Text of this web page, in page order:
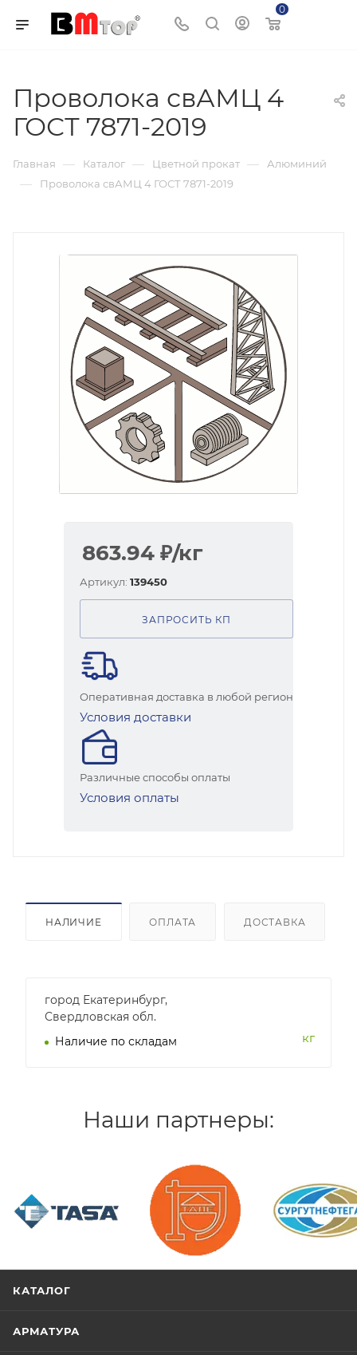
0
Проволока свАМЦ 4
ГОСТ 7871-2019
Главная — Каталог — Цветной прокат — Алюминий
— Проволока свАМЦ 4 ГОСТ 7871-2019
863.94 ₽/кг
Артикул: 139450
ЗАПРОСИТЬ КП
Оперативная доставка в любой регион
Условия доставки
Различные способы оплаты
Условия оплаты
НАЛИЧИЕ ОПЛАТА ДОСТАВКА
город Екатеринбург,
Свердловская обл.
Наличие по складам
кг
Наши партнеры:
КАТАЛОГ
АРМАТУРА